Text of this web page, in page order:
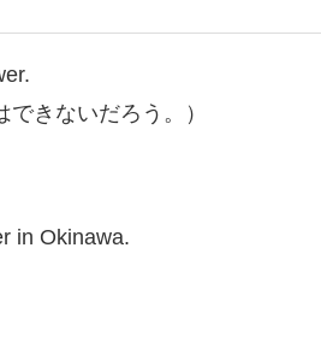
きないだろう。）
in Okinawa.